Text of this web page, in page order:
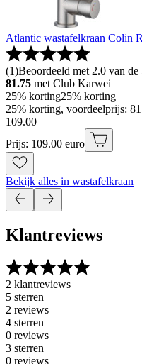
Atlantic wastafelkraan Colin
(1)Beoordeeld met 2.0 van
81.75 met Club Karwei
25% korting25% korting
25% korting, voordeelprijs:
109.00
Prijs: 109.00 euro
Bekijk alles in wastafelkraan
Klantreviews
2 klantreviews
5 sterren
2 reviews
4 sterren
0 reviews
3 sterren
0 reviews